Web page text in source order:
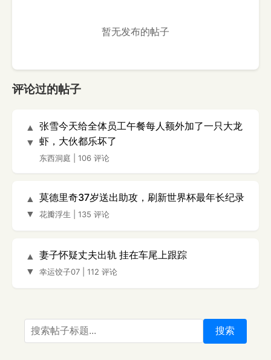
暂无发布的帖子
评论过的帖子
▲
▼
张雪今天给全体员工午餐每人额外加了一只大龙
虾，大伙都乐坏了
东西洞庭 106 评论
▲
▼
莫德里奇37岁送出助攻，刷新世界杯最年长纪录
花瓣浮生 135 评论
▲
▼
妻子怀疑丈夫出轨 挂在车尾上跟踪
幸运饺子07 112 评论
搜索